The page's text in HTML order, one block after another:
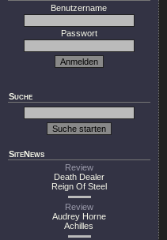
Benutzername
Passwort
Suche
SiteNews
Review
Death Dealer
Reign Of Steel
Review
Audrey Horne
Achilles